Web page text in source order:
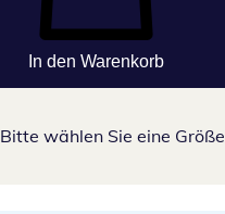
In den Warenkorb
Bitte wählen Sie eine Größe